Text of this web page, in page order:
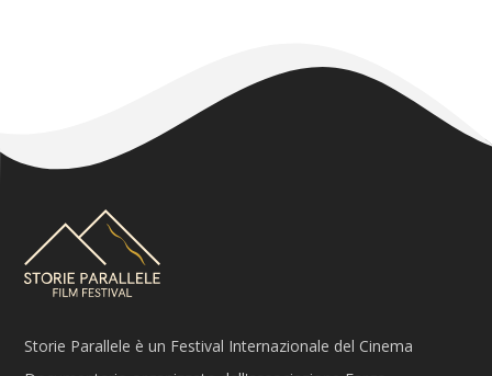
Storie Parallele è un Festival Internazionale del Cinema